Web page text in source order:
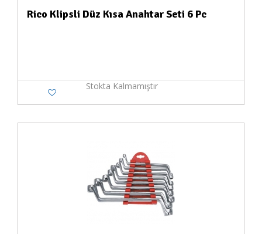
Rico Klipsli Düz Kısa Anahtar Seti 6 Pc
Stokta Kalmamıştır